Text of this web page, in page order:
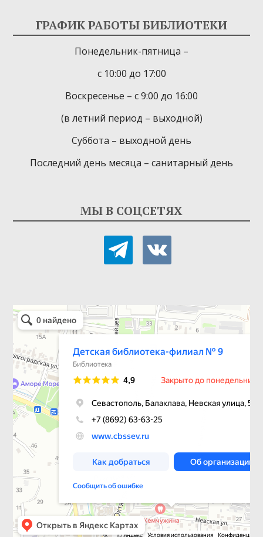
ГРАФИК РАБОТЫ БИБЛИОТЕКИ
Понедельник-пятница –
с 10:00 до 17:00
Воскресенье – с 9:00 до 16:00
(в летний период – выходной)
Суббота – выходной день
Последний день месяца – санитарный день
МЫ В СОЦСЕТЯХ
telegramvkontakte
Детская библиотека-филиал № 9
Библиотека в Севастополе